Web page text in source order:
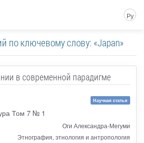
Ру
по ключевому слову: «Japan»
в современной парадигме
Научная статья
Том 7 № 1
Оги Александра-Мегуми
Этнография, этнология и антропология